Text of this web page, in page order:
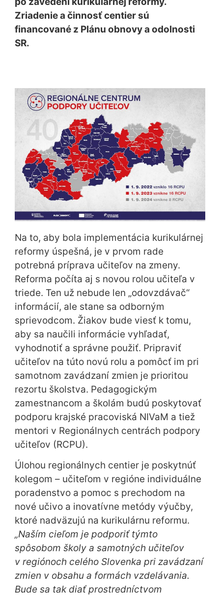
Zriadenie a činnosť centier sú
financované z Plánu obnovy a odolnosti
SR.
Na to, aby bola implementácia kurikulárnej
reformy úspešná, je v prvom rade
potrebná príprava učiteľov na zmeny.
Reforma počíta aj s novou rolou učiteľa v
triede. Ten už nebude len „odovzdávač“
informácií, ale stane sa odborným
sprievodcom. Žiakov bude viesť k tomu,
aby sa naučili informácie vyhľadať,
vyhodnotiť a správne použiť. Pripraviť
učiteľov na túto novú rolu a pomôcť im pri
samotnom zavádzaní zmien je prioritou
rezortu školstva. Pedagogickým
zamestnancom a školám budú poskytovať
podporu krajské pracoviská NIVaM a tiež
mentori v Regionálnych centrách podpory
učiteľov (RCPU).
Úlohou regionálnych centier je poskytnúť
kolegom – učiteľom v regióne individuálne
poradenstvo a pomoc s prechodom na
nové učivo a inovatívne metódy výučby,
ktoré nadväzujú na kurikulárnu reformu.
„Naším cieľom je podporiť týmto
spôsobom školy a samotných učiteľov
v regiónoch celého Slovenka pri zavádzaní
zmien v obsahu a formách vzdelávania.
Bude sa tak diať prostredníctvom